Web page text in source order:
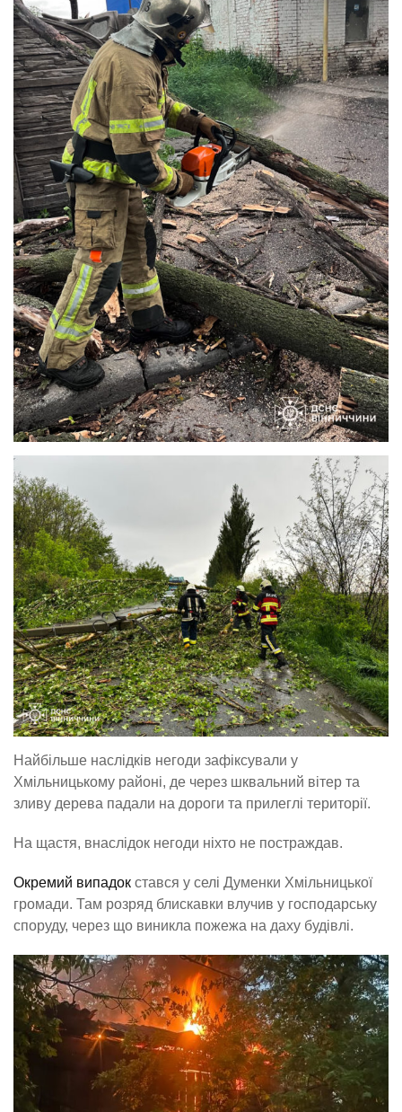
Найбільше наслідків негоди зафіксували у
Хмільницькому районі, де через шквальний вітер та
зливу дерева падали на дороги та прилеглі території.
На щастя, внаслідок негоди ніхто не постраждав.
Окремий випадок стався у селі Думенки Хмільницької
громади. Там розряд блискавки влучив у господарську
споруду, через що виникла пожежа на даху будівлі.